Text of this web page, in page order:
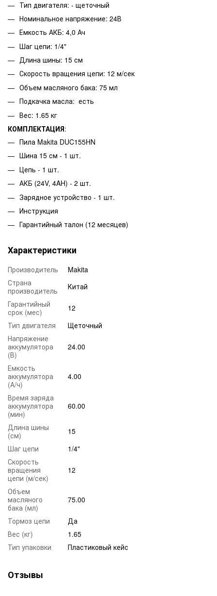
Тип двигателя: - щеточный
Номинальное напряжение: 24В
Емкость АКБ: 4,0 Ач
Шаг цепи: 1/4"
Длина шины: 15 см
Скорость вращения цепи: 12 м/сек
Объем масляного бака: 75 мл
Подкачка масла: есть
Вес: 1.65 кг
КОМПЛЕКТАЦИЯ:
Пила Makita DUC155HN
Шина 15 см - 1 шт.
Цепь - 1 шт.
АКБ (24V, 4AH) - 2 шт.
Зарядное устройство - 1 шт.
Инструкция
Гарантийный талон (12 месяцев)
Характеристики
Производитель
Makita
Страна
производитель
Китай
Гарантийный
срок (мес)
12
Тип двигателя
Щеточный
Напряжение
аккумулятора
(В)
24.00
Емкость
аккумулятора
(А/ч)
4.00
Время заряда
аккумулятора
(мин)
60.00
Длина шины
(см)
15
Шаг цепи
1/4"
Скорость
вращения
цепи (м/сек)
12
Объем
масляного
бака (мл)
75.00
Тормоз цепи
Да
Вес (кг)
1.65
Тип упаковки
Пластиковый кейс
Отзывы